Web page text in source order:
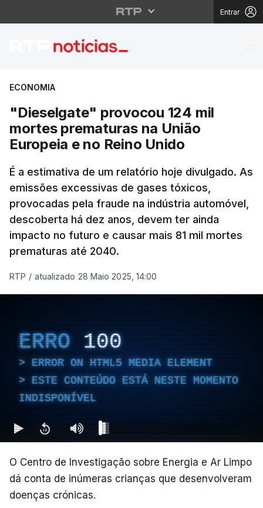
Entrar
"Dieselgate"
ECONOMIA
"Dieselgate" provocou 124 mil
mortes prematuras na União
Europeia e no Reino Unido
É a estimativa de um relatório hoje divulgado. As
emissões excessivas de gases tóxicos,
provocadas pela fraude na indústria automóvel,
descoberta há dez anos, devem ter ainda
impacto no futuro e causar mais 81 mil mortes
prematuras até 2040.
RTP / atualizado 28 Maio 2025, 14:00
ERRO 100
ERROR ON HTML5 MEDIA ELEMENT
ESTE CONTEÚDO ESTÁ NESTE MOMENTO
INDISPONÍVEL
O Centro de Investigação sobre Energia e Ar Limpo
dá conta de inúmeras crianças que desenvolveram
doenças crónicas.